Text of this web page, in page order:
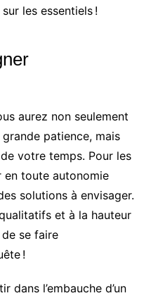
les essentiels !
aurez non seulement
grande patience, mais
votre temps. Pour les
en toute autonomie
solutions à envisager.
et à la hauteur
se faire
!
dans l’embauche d’un